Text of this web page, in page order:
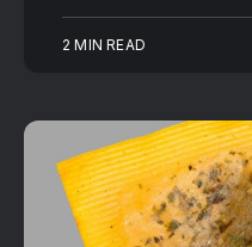
2 MIN READ